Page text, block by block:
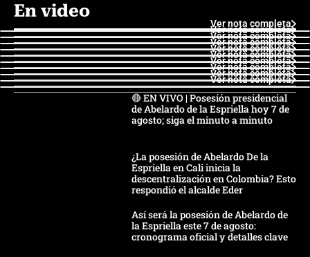
En video
Ver nota completa
Ver nota completa
Ver nota completa
Ver nota completa
Ver nota completa
Ver nota completa
Ver nota completa
Ver nota completa
Ver nota completa
Ver nota completa
🔴 EN VIVO | Posesión presidencial
de Abelardo de la Espriella hoy 7 de
agosto; siga el minuto a minuto
¿La posesión de Abelardo De la
Espriella en Cali inicia la
descentralización en Colombia? Esto
respondió el alcalde Eder
Así será la posesión de Abelardo de
la Espriella este 7 de agosto:
cronograma oficial y detalles clave